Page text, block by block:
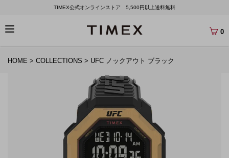
TIMEX公式オンラインストア 5,500円以上送料無料
0
HOME COLLECTIONS UFC ノックアウト ブラック